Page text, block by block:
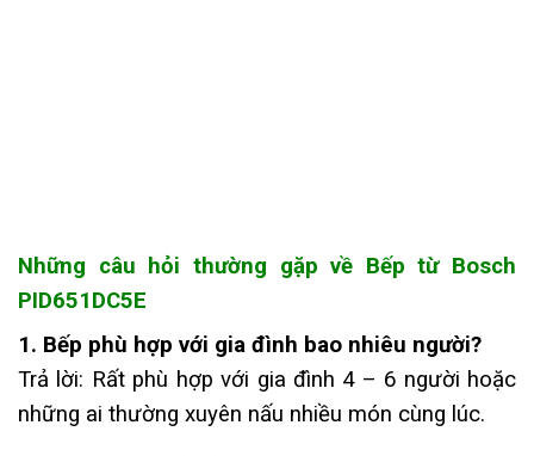
Những câu hỏi thường gặp về Bếp từ Bosch
PID651DC5E
1. Bếp phù hợp với gia đình bao nhiêu người?
Trả lời: Rất phù hợp với gia đình 4 – 6 người hoặc
những ai thường xuyên nấu nhiều món cùng lúc.